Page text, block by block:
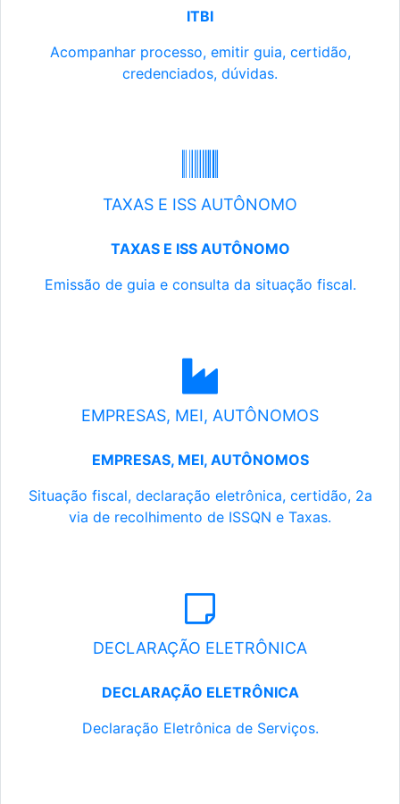
ITBI
Acompanhar processo, emitir guia, certidão,
credenciados, dúvidas.
TAXAS E ISS AUTÔNOMO
TAXAS E ISS AUTÔNOMO
Emissão de guia e consulta da situação fiscal.
EMPRESAS, MEI, AUTÔNOMOS
EMPRESAS, MEI, AUTÔNOMOS
Situação fiscal, declaração eletrônica, certidão, 2a
via de recolhimento de ISSQN e Taxas.
DECLARAÇÃO ELETRÔNICA
DECLARAÇÃO ELETRÔNICA
Declaração Eletrônica de Serviços.